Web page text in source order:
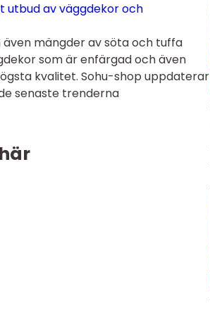
utbud av väggdekor och
mängder av söta och tuffa
som är enfärgad och även
kvalitet. Sohu-shop uppdaterar
senaste trenderna